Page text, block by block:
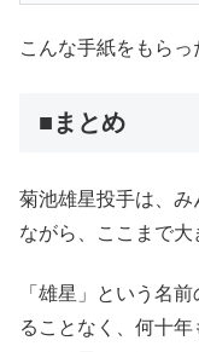
こんな手紙をもら
■まとめ
菊池雄星投手は、
ながら、ここまで大
「雄星」という名
ることなく、何十